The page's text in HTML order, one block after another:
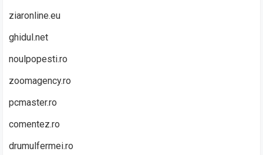
ziaronline.eu
ghidul.net
noulpopesti.ro
zoomagency.ro
pcmaster.ro
comentez.ro
drumulfermei.ro